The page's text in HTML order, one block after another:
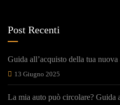
Post Recenti
Guida all’acquisto della tua
13 Giugno 2025
La mia auto può circolare? Guida